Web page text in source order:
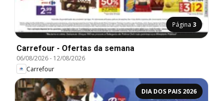
Página 3
Carrefour - Ofertas da semana
06/08/2026- 12/08/2026
Carrefour
DIA DOS PAIS 2026